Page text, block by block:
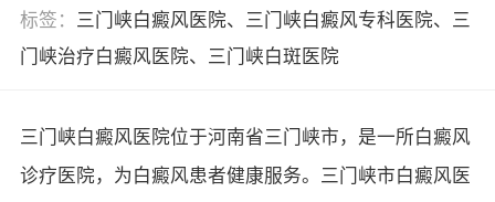
标签： 三门峡白癜风医院、三门峡白癜风专科医院、三
门峡治疗白癜风医院、三门峡白斑医院
三门峡白癜风医院位于河南省三门峡市，是一所白癜风
诊疗医院，为白癜风患者健康服务。三门峡市白癜风医